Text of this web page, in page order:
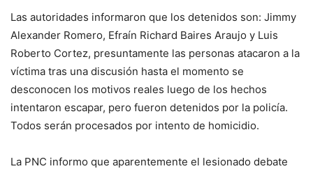
Las autoridades informaron que los detenidos son: Jimmy
Alexander Romero, Efraín Richard Baires Araujo y Luis
Roberto Cortez, presuntamente las personas atacaron a la
víctima tras una discusión hasta el momento se
desconocen los motivos reales luego de los hechos
intentaron escapar, pero fueron detenidos por la policía.
Todos serán procesados por intento de homicidio.
La PNC informo que aparentemente el lesionado debate